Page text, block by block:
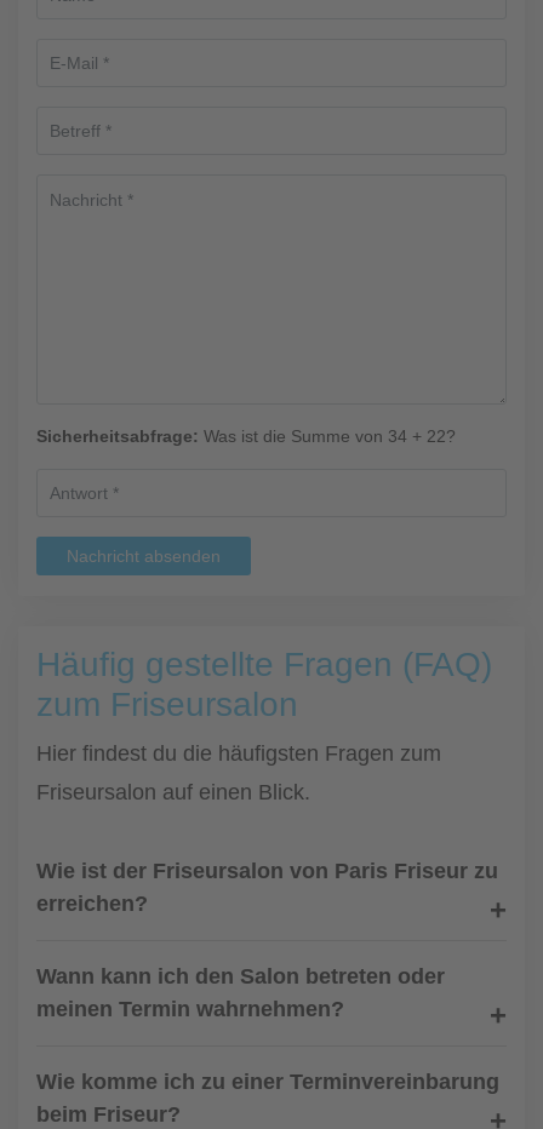
Sicherheitsabfrage: Was ist die Summe von 34 + 22?
Nachricht absenden
Häufig gestellte Fragen (FAQ)
zum Friseursalon
Hier findest du die häufigsten Fragen zum
Friseursalon auf einen Blick.
Wie ist der Friseursalon von Paris Friseur zu
erreichen?
Wann kann ich den Salon betreten oder
meinen Termin wahrnehmen?
Wie komme ich zu einer Terminvereinbarung
beim Friseur?